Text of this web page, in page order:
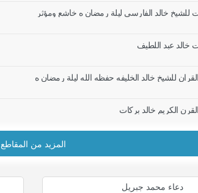
للشيخ خالد الفارسي ليلة رمضان ه خاشع ومؤثر
خالد عبد اللطيف
للشيخ خالد الخليفه حفظه الله ليلة رمضان ه
الكريم خالد بركات
المزيد من المقاطع
دعاء محمد جبريل